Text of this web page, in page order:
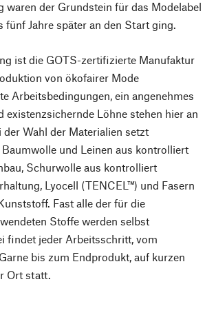
waren der Grundstein für das Modelabel
fünf Jahre später an den Start ging.
ist die GOTS-zertifizierte Manufaktur
von ökofairer Mode
Arbeitsbedingungen, ein angenehmes
existenzsichernde Löhne stehen hier an
der Wahl der Materialien setzt
und Leinen aus kontrolliert
Schurwolle aus kontrolliert
Lyocell (TENCEL™) und Fasern
Fast alle der für die
Stoffe werden selbst
findet jeder Arbeitsschritt, vom
bis zum Endprodukt, auf kurzen
Ort statt.